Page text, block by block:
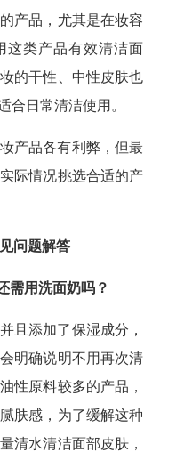
产品，尤其是在妆容
这类产品有效清洁面
的干性、中性皮肤也
合日常清洁使用。
产品各有利弊，但最
际情况挑选合适的产
问题解答
需用洗面奶吗？
且添加了保湿成分，
明确说明不用再次清
性原料较多的产品，
肤感，为了缓解这种
清水清洁面部皮肤，